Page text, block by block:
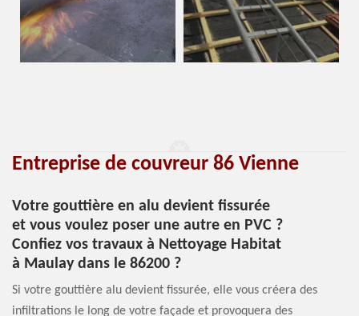
Entreprise de couvreur 86 Vienne
Votre gouttière en alu devient fissurée
et vous voulez poser une autre en PVC ?
Confiez vos travaux à Nettoyage Habitat
à Maulay dans le 86200 ?
Si votre gouttière alu devient fissurée, elle vous créera des
infiltrations le long de votre façade et provoquera des